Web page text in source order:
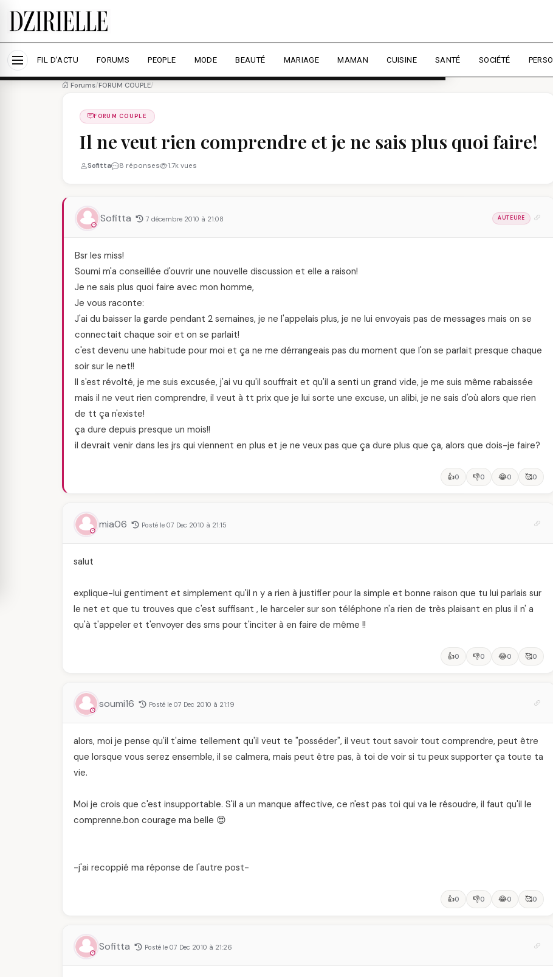
Nous utilisons des cookies pour améliorer votre expérience et mesurer l'audience.
Accepter tout Personnaliser
FIL D'ACTU FORUMS PEOPLE MODE BEAUTÉ MARIAGE MAMAN CUISINE SANTÉ SOCIÉTÉ PERSO
Forums/FORUM COUPLE/
FORUM COUPLE
Il ne veut rien comprendre et je ne sais plus quoi faire!
Sofitta 8 réponses 1.7k vues
Sofitta 7 décembre 2010 à 21:08 AUTEURE
Bsr les miss!
Soumi m'a conseillée d'ouvrir une nouvelle discussion et elle a raison!
Je ne sais plus quoi faire avec mon homme,
Je vous raconte:
J'ai du baisser la garde pendant 2 semaines, je ne l'appelais plus, je ne lui envoyais pas de messages mais on se
connectait chaque soir et on se parlait!
c'est devenu une habitude pour moi et ça ne me dérrangeais pas du moment que l'on se parlait presque chaque
soir sur le net!!
Il s'est révolté, je me suis excusée, j'ai vu qu'il souffrait et qu'il a senti un grand vide, je me suis même rabaissée
mais il ne veut rien comprendre, il veut à tt prix que je lui sorte une excuse, un alibi, je ne sais d'où alors que rien
de tt ça n'existe!
ça dure depuis presque un mois!!
il devrait venir dans les jrs qui viennent en plus et je ne veux pas que ça dure plus que ça, alors que dois-je faire?
👍0 👎0 😂0 🥰0
mia06 Posté le 07 Dec 2010 à 21:15
salut
explique-lui gentiment et simplement qu'il n y a rien à justifier pour la simple et bonne raison que tu lui parlais sur
le net et que tu trouves que c'est suffisant , le harceler sur son téléphone n'a rien de très plaisant en plus il n' a
qu'à t'appeler et t'envoyer des sms pour t'inciter à en faire de même !!
👍0 👎0 😂0 🥰0
soumi16 Posté le 07 Dec 2010 à 21:19
alors, moi je pense qu'il t'aime tellement qu'il veut te "posséder", il veut tout savoir tout comprendre, peut être
que lorsque vous serez ensemble, il se calmera, mais peut être pas, à toi de voir si tu peux supporter ça toute ta
vie.
Moi je crois que c'est insupportable. S'il a un manque affective, ce n'est pas toi qui va le résoudre, il faut qu'il le
comprenne.bon courage ma belle 😍
-j'ai recoppié ma réponse de l'autre post-
👍0 👎0 😂0 🥰0
Sofitta Posté le 07 Dec 2010 à 21:26